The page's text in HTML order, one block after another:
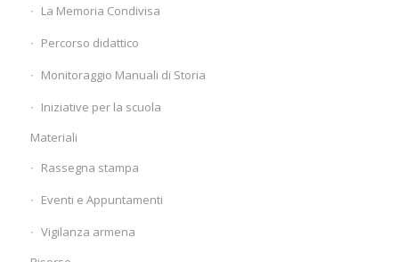
La Memoria Condivisa
Percorso didattico
Monitoraggio Manuali di Storia
Iniziative per la scuola
Materiali
Rassegna stampa
Eventi e Appuntamenti
Vigilanza armena